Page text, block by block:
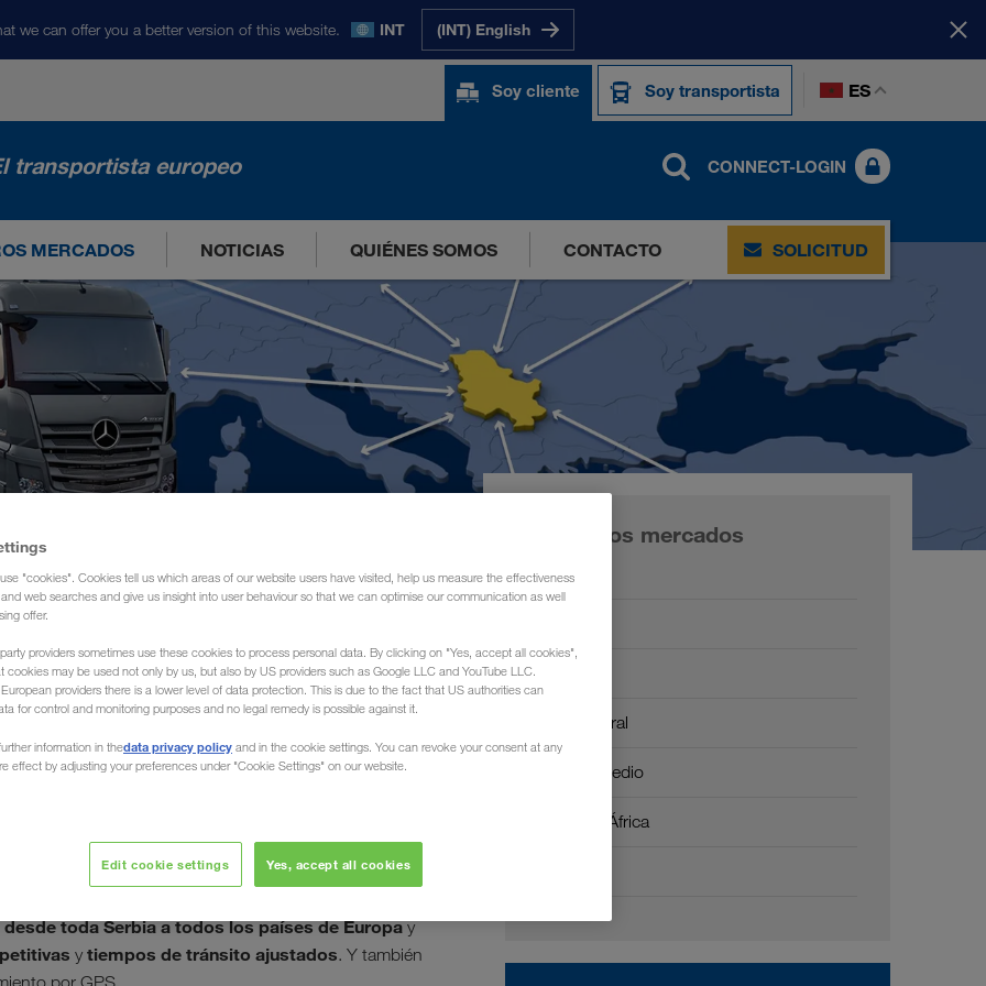
we can offer you a better version of this website. INT (INT) English
Soy cliente Soy transportista ES
transportista europeo CONNECT-LOGIN
MERCADOS NOTICIAS QUIÉNES SOMOS CONTACTO SOLICITUD
transportes)
desde / hacia
en cualquier población de este estado
LKW WALTER - Su transportista europeo organiza
toda Serbia a todos los países de Europay
y tiempos de tránsito ajustados. Y también
Nuestros mercados
Europa
Asia Central
Oriente Medio
Norte de África
"cookies". Cookies tell us which areas of our website users have visited, help us measure the effectiveness
web searches and give us insight into user behaviour so that we can optimise our communication as well
offer.
providers sometimes use these cookies to process personal data. By clicking on "Yes, accept all cookies",
cookies may be used not only by us, but also by US providers such as Google LLC and YouTube LLC.
providers there is a lower level of data protection. This is due to the fact that US authorities can
for control and monitoring purposes and no legal remedy is possible against it.
information in thedata privacy policy and in the cookie settings. You can revoke your consent at any
effect by adjusting your preferences under "Cookie Settings" on our website.
Edit cookie settings Yes, accept all cookies